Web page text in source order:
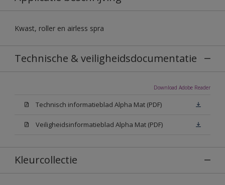
Kwast, roller en airless spra
Technische & veiligheidsdocumentatie
Download Adobe Reader
Technisch informatieblad Alpha Mat (PDF)
Veiligheidsinformatieblad Alpha Mat (PDF)
Kleurcollectie